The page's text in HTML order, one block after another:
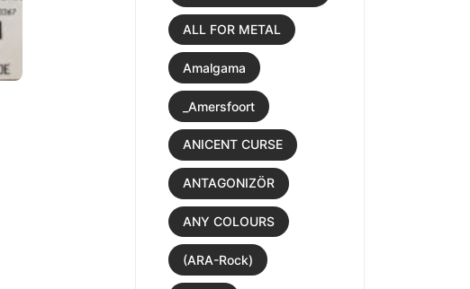
ALL FOR METAL
Amalgama
_Amersfoort
ANICENT CURSE
ANTAGONIZÖR
ANY COLOURS
(ARA-Rock)